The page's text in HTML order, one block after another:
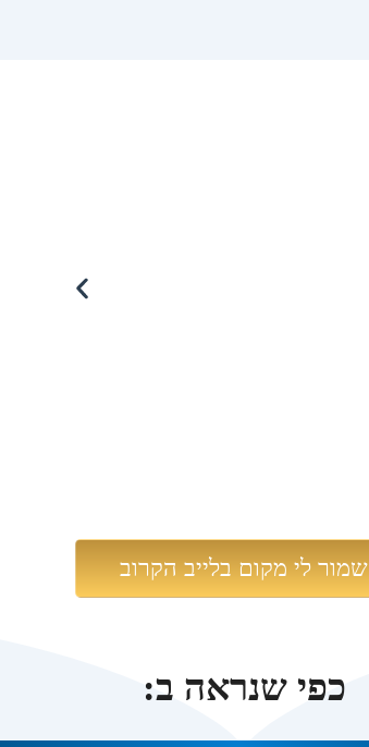
שמור לי מקום בלייב הקרוב
כפי שנראה ב: